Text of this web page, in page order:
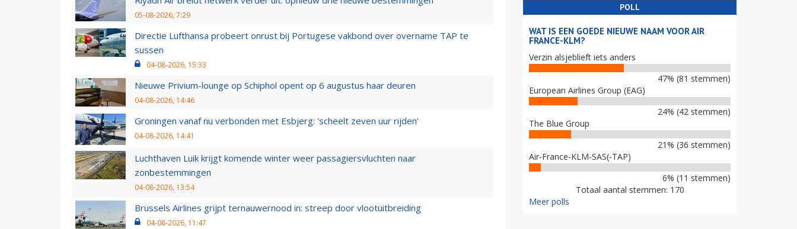
05-08-2026, 7:29
Directie Lufthansa probeert onrust bij Portugese vakbond over overname TAP te
sussen
04-08-2026, 15:33
Nieuwe Privium-lounge op Schiphol opent op 6 augustus haar deuren
04-08-2026, 14:46
Groningen vanaf nu verbonden met Esbjerg: 'scheelt zeven uur rijden'
04-08-2026, 14:41
Luchthaven Luik krijgt komende winter weer passagiersvluchten naar
zonbestemmingen
04-08-2026, 13:54
Brussels Airlines grijpt ternauwernood in: streep door vlootuitbreiding
04-08-2026, 11:47
POLL
WAT IS EEN GOEDE NIEUWE NAAM VOOR AIR
FRANCE-KLM?
Verzin alsjeblieft iets anders
47% (81 stemmen)
European Airlines Group (EAG)
24% (42 stemmen)
The Blue Group
21% (36 stemmen)
Air-France-KLM-SAS(-TAP)
6% (11 stemmen)
Totaal aantal stemmen: 170
Meer polls